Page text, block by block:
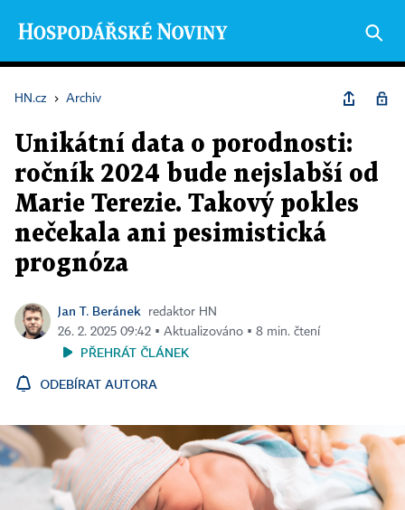
HN.cz › Archiv
Unikátní data o porodnosti:
ročník 2024 bude nejslabší od
Marie Terezie. Takový pokles
nečekala ani pesimistická
prognóza
Jan T. Beránek
redaktor HN
26. 2. 2025 09:42 ▪ Aktualizováno ▪ 8 min. čtení
PŘEHRÁT ČLÁNEK
ODEBÍRAT AUTORA